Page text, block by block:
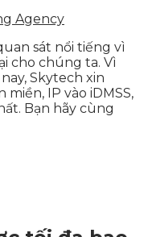
Agency
sát nổi tiếng vì
cho chúng ta. Vì
Skytech xin
IP vào iDMSS,
Bạn hãy cùng